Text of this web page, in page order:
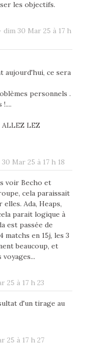
les objectifs.
dim 30 Mar 25 à 17 h
aujourd'hui, ce sera
personnels .
LEZ
30 Mar 25 à 17 h 18
voir Becho et
cela paraissait
Ada, Heaps,
parait logique à
est passée de
matchs en 15j, les 3
beaucoup, et
25 à 17 h 23
d'un tirage au
25 à 17 h 27